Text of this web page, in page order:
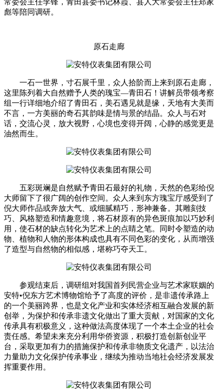
彪等陪同调研。
原石走廊
一石一世界，寸石展千里，众人拾阶而上来到原石走廊，
这里陈列着大自然赠予人类的瑰宝—青田石！讲解员带领考察
组一行详细地介绍了青田石，美石遇见就是缘，天地有大美而
不言，一方美丽的奇石其韵味是情与景的结晶。众人与石对
话，交流心灵，放大视野，心境也变得开阔，心静的感觉更是
油然而生。
五彩斑斓是自然赋予青田石最好的礼物，天然的色彩给倪
大师留下了很广阔的创作空间。众人来到东方瑰宝厅感受到了
倪大师作品或奔放大气、或细腻精巧，形神兼备。其雕刻技
巧、风格塑造和情趣意境，将石材原有的异色斑痕加以巧妙利
用，使石材的缺点转化为艺术上的点睛之笔。同时令塑造的动
物、植物和人物的形体构成也具有不同色彩的变化，从而增强
了造型与自然物的相似感，堪称巧夺天工。
参观结束后，调研组对我国首列民营企业与艺术家联姻的
安特•倪东方艺术博物馆给予了高度的评价，是非遗传承路上
的一个美丽跨界，也是文化产业和实体经济相互融合发展的新
创举，为保护和传承非遗文化做出了重大贡献，对国家的文化
传承具有积极意义，这种做法高度体现了一个本土企业的社会
责任感。希望未来充分利用华侨资源，积极打造创新创业平
台，采取更加有力的措施保护和传承非物质文化遗产，以法治
力量助力文化保护传承事业，继续为推动当地社会经济发展发
挥重要作用。